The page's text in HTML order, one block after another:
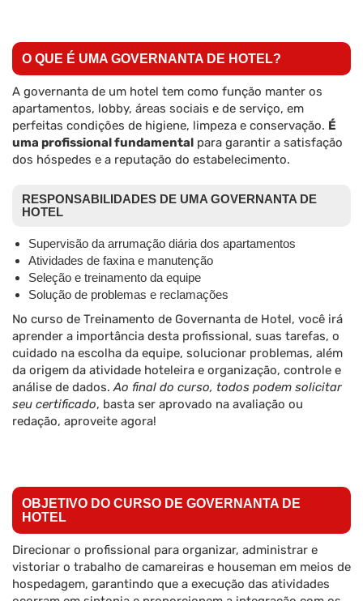
O QUE É UMA GOVERNANTA DE HOTEL?
A governanta de um hotel tem como função manter os
apartamentos, lobby, áreas sociais e de serviço, em
perfeitas condições de higiene, limpeza e conservação. É
uma profissional fundamental para garantir a satisfação
dos hóspedes e a reputação do estabelecimento.
RESPONSABILIDADES DE UMA GOVERNANTA DE
HOTEL
Supervisão da arrumação diária dos apartamentos
Atividades de faxina e manutenção
Seleção e treinamento da equipe
Solução de problemas e reclamações
No curso de Treinamento de Governanta de Hotel, você irá
aprender a importância desta profissional, suas tarefas, o
cuidado na escolha da equipe, solucionar problemas, além
da origem da atividade hoteleira e organização, controle e
análise de dados.Ao final do curso, todos podem solicitar
seu certificado, basta ser aprovado na avaliação ou
redação, aproveite agora!
OBJETIVO DO CURSO DE GOVERNANTA DE
HOTEL
Direcionar o profissional para organizar, administrar e
vistoriar o trabalho de camareiras e houseman em meios de
hospedagem, garantindo que a execução das atividades